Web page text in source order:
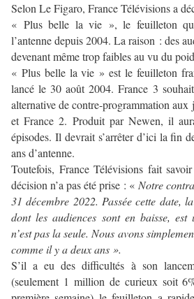
Selon Le Figaro, France Télévisions a
« Plus belle la vie », le feuilleton
l’antenne depuis 2004. La raison : des
devenant même trop faibles au vu du
« Plus belle la vie » est le feuilleton
lancé le 30 août 2004. France 3
alternative de contre-programmation
et France 2. Produit par Newen, il
épisodes. Il devrait s’arrêter d’ici la fin
ans d’antenne.
Toutefois, France Télévisions fait
décision n’a pas été prise : « Notre
31 décembre 2022. Passée cette date,
dont les audiences sont en baisse,
n’est pas la seule. Nous avons
comme il y a deux ans ».
S’il a eu des difficultés à son
(seulement 1 million de curieux soit